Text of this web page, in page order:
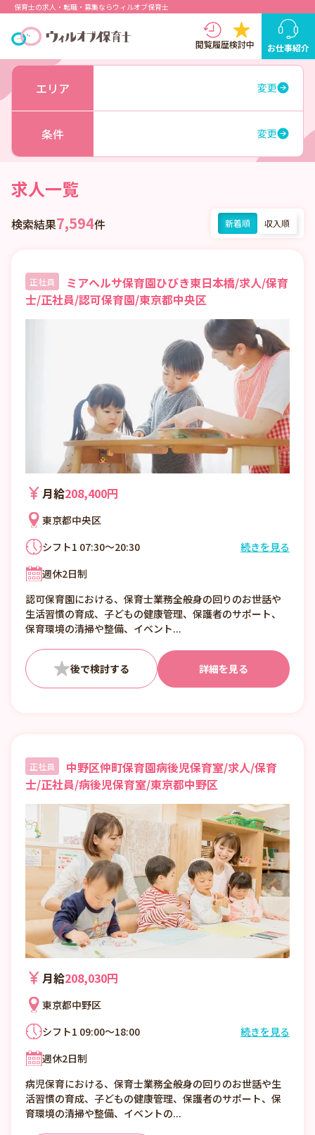
保育士の求人・転職・募集ならウィルオブ保育士
閲覧履歴検討中 お仕事紹介
エリア 変更
条件 変更
求人一覧
検索結果7,594件 新着順 収入順
正社員
ミアヘルサ保育園ひびき東日本橋/求人/保育
士/正社員/認可保育園/東京都中央区
月給208,400円
東京都中央区
シフト1 07:30～20:30
60分）
続きを見る
週休2日制
認可保育園における、保育士業務全般身の回りのお世話や
生活習慣の育成、子どもの健康管理、保護者のサポート、
保育環境の清掃や整備、イベント...
詳細を見る
正社員
中野区仲町保育園病後児保育室/求人/保育
士/正社員/病後児保育室/東京都中野区
月給208,030円
東京都中野区
シフト1 09:00～18:00
続きを見る
週休2日制
病児保育における、保育士業務全般身の回りのお世話や生
活習慣の育成、子どもの健康管理、保護者のサポート、保
育環境の清掃や整備、イベントの...